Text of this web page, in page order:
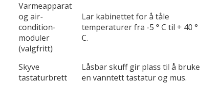
Varmeapparat
og air-
condition-
moduler
(valgfritt)
Lar kabinettet for å tåle
temperaturer fra -5 ° C til + 40 °
C.
Skyve
tastaturbrett
Låsbar skuff gir plass til å bruke
en vanntett tastatur og mus.